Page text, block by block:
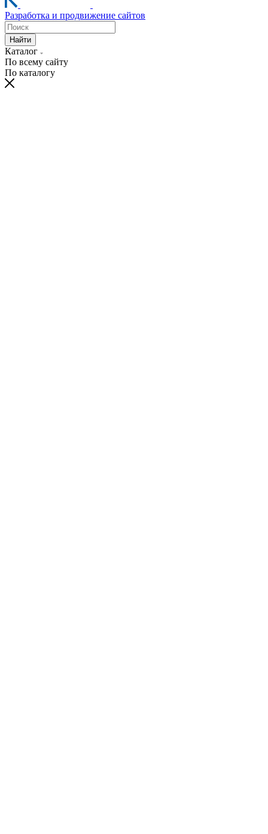
Разработка и продвижение сайтов
Найти
Каталог
По всему сайту
По каталогу